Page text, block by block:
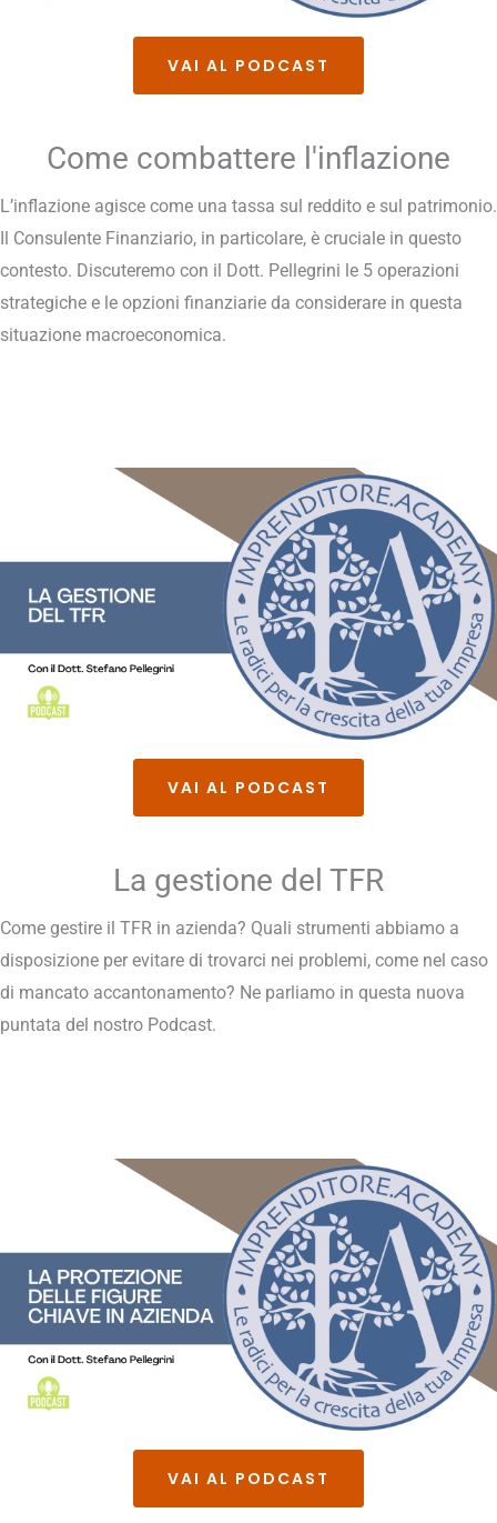
VAI AL PODCAST
Come combattere l'inflazione
L’inflazione agisce come una tassa sul reddito e sul patrimonio.
Il Consulente Finanziario, in particolare, è cruciale in questo
contesto. Discuteremo con il Dott. Pellegrini le 5 operazioni
strategiche e le opzioni finanziarie da considerare in questa
situazione macroeconomica.
VAI AL PODCAST
La gestione del TFR
Come gestire il TFR in azienda? Quali strumenti abbiamo a
disposizione per evitare di trovarci nei problemi, come nel caso
di mancato accantonamento? Ne parliamo in questa nuova
puntata del nostro Podcast.
VAI AL PODCAST